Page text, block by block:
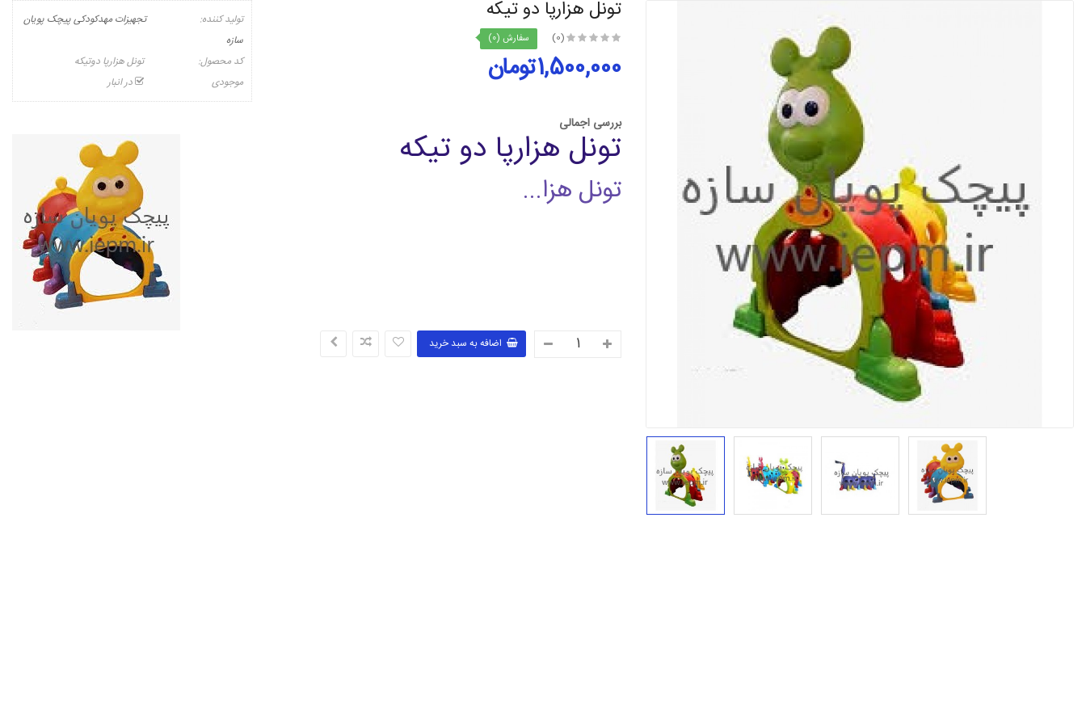
تونل هزارپا دو تیکه
(0) سفارش (0)
1,500,000تومان
تولید کننده:
تجهیزات مهدکودکی پیچک پویان
سازه
کد محصول:
تونل هزارپا دوتیکه
موجودی
در انبار
بررسی اجمالی
تونل هزارپا دو تیکه
تونل هزا...